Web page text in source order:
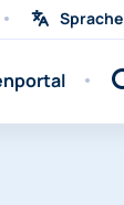
Sprache
Sprache